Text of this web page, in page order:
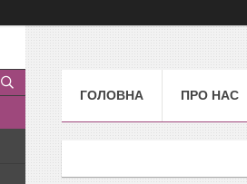
ГОЛОВНА ПРО НАС